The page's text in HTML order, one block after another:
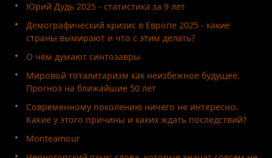
Юрий Дудь 2025 - статистика за 9 лет
Демографический кризис в Европе 2025 - какие
страны вымирают и что с этим делать?
О чём думают синтозавры
Мировой тоталитаризм как неизбежное будущее.
Прогноз на ближайшие 50 лет
Современному поколению ничего не интересно.
Какие у этого причины и каких ждать последствий?
Monteamour